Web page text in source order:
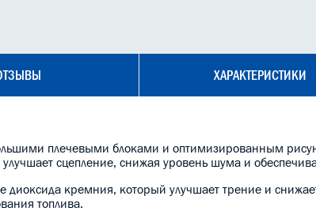
ХАРАКТЕРИСТИКИ
плечевыми блоками и оптимизированным
сцепление, снижая уровень шума и
диоксида кремния, который улучшает трение и
топлива.